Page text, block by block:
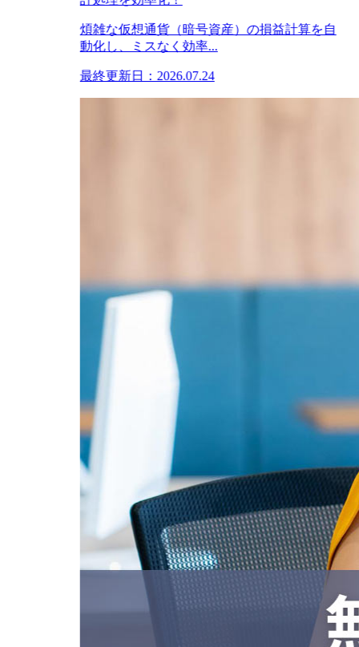
煩雑な仮想通貨（暗号資産）の損益計算を自
動化し、ミスなく効率...
最終更新日：2026.07.24